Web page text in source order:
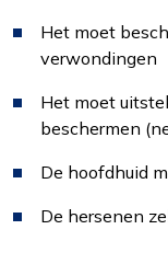
Het moet
verwondingen
Het moet
beschermen
De hoofdhuid
De hersenen